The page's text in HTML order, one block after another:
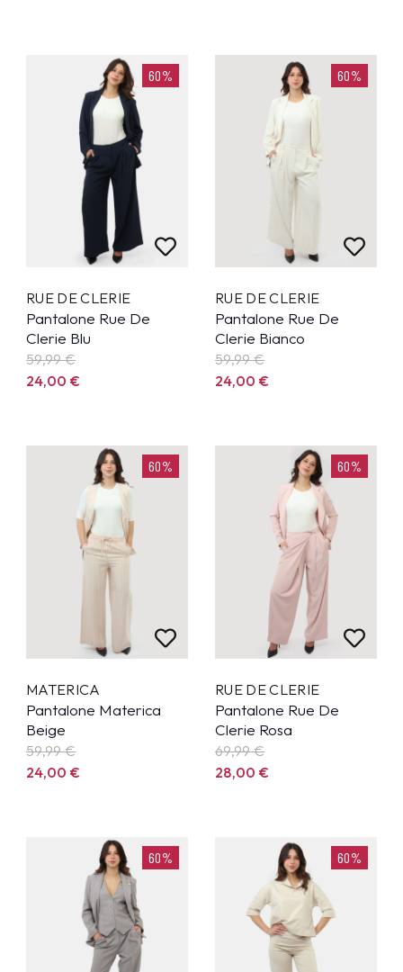
60%
RUE DE CLERIE
Pantalone Rue De
Clerie Blu
59,99€
24,00€
60%
RUE DE CLERIE
Pantalone Rue De
Clerie Bianco
59,99€
24,00€
60%
MATERICA
Pantalone Materica
Beige
59,99€
24,00€
60%
RUE DE CLERIE
Pantalone Rue De
Clerie Rosa
69,99€
28,00€
60% 60%